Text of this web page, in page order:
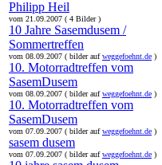
Philipp Heil
vom 21.09.2007 ( 4 Bilder )
10 Jahre Sasemdusem /
Sommertreffen
vom 08.09.2007 ( bilder aufweggefoehnt.de )
10. Motorradtreffen vom
SasemDusem
vom 08.09.2007 ( bilder aufweggefoehnt.de )
10. Motorradtreffen vom
SasemDusem
vom 07.09.2007 ( bilder aufweggefoehnt.de )
sasem dusem
vom 07.09.2007 ( bilder aufweggefoehnt.de )